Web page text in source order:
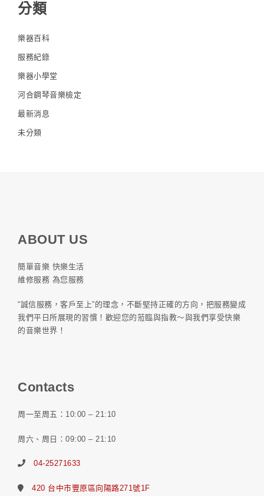
分類
樂器百科
服務紀錄
樂器小學堂
河合鋼琴音樂檢定
最新消息
未分類
ABOUT US
簡單音樂 快樂生活
維修服務 為您服務
“誠信服務，客戶至上”的理念，不斷堅持正確的方向，把服務變成
我們平日所展現的習慣！歡迎您的蒞臨與指教～與我們享受快樂
的音樂世界！
Contacts
周一至周五：10:00 – 21:10
周六、周日：09:00 – 21:10
04-25271633
420 台中市豐原區向陽路271號1F